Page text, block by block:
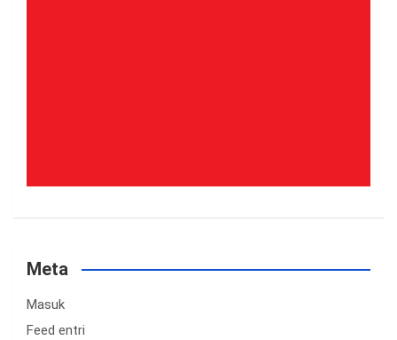
Meta
Masuk
Feed entri